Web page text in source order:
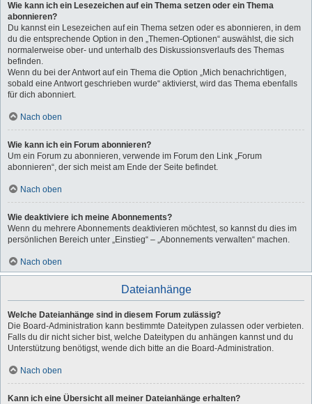
Wie kann ich ein Lesezeichen auf ein Thema setzen oder ein Thema
abonnieren?
Du kannst ein Lesezeichen auf ein Thema setzen oder es abonnieren, in dem
du die entsprechende Option in den „Themen-Optionen“ auswählst, die sich
normalerweise ober- und unterhalb des Diskussionsverlaufs des Themas
befinden.
Wenn du bei der Antwort auf ein Thema die Option „Mich benachrichtigen,
sobald eine Antwort geschrieben wurde“ aktivierst, wird das Thema ebenfalls
für dich abonniert.
Nach oben
Wie kann ich ein Forum abonnieren?
Um ein Forum zu abonnieren, verwende im Forum den Link „Forum
abonnieren“, der sich meist am Ende der Seite befindet.
Nach oben
Wie deaktiviere ich meine Abonnements?
Wenn du mehrere Abonnements deaktivieren möchtest, so kannst du dies im
persönlichen Bereich unter „Einstieg“ – „Abonnements verwalten“ machen.
Nach oben
Dateianhänge
Welche Dateianhänge sind in diesem Forum zulässig?
Die Board-Administration kann bestimmte Dateitypen zulassen oder verbieten.
Falls du dir nicht sicher bist, welche Dateitypen du anhängen kannst und du
Unterstützung benötigst, wende dich bitte an die Board-Administration.
Nach oben
Kann ich eine Übersicht all meiner Dateianhänge erhalten?